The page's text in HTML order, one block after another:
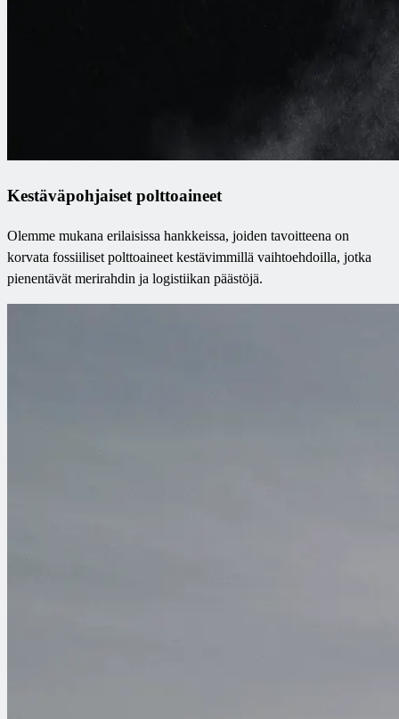
Kestäväpohjaiset polttoaineet
Olemme mukana erilaisissa hankkeissa, joiden tavoitteena on
korvata fossiiliset polttoaineet kestävimmillä vaihtoehdoilla, jotka
pienentävät merirahdin ja logistiikan päästöjä.